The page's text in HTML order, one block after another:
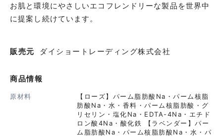
お肌と環境にやさしいエコフレンドリーな製品を世界中
に提案し続けています。
販売元 ダイショートレーディング株式会社
商品情報
原材料
【ローズ】パーム脂肪酸Na・パーム核脂
肪酸Na・水・香料・パーム核脂肪酸・グ
リセリン・塩化Na・EDTA-4Na・エチド
ロン酸4Na・酸化鉄 【ラベンダー】パー
ム脂肪酸Na・パーム核脂肪酸Na・水・パ